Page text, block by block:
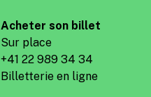
Acheter son billet
Sur place
+41 22 989 34 34
Billetterie en ligne